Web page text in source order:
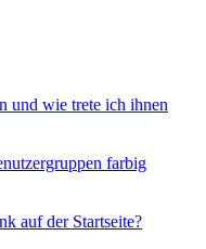
und wie trete ich ihnen
farbig
auf der Startseite?